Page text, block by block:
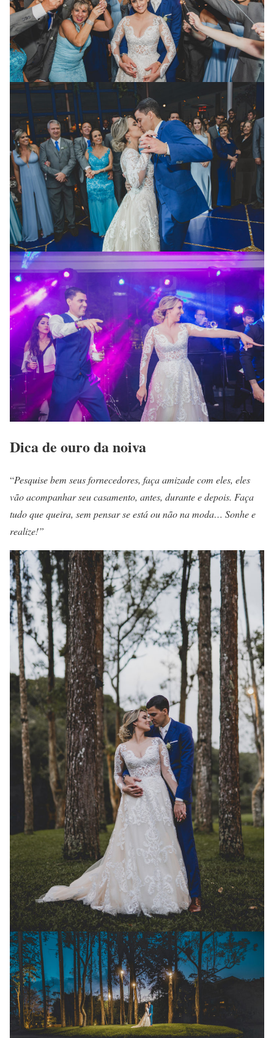
Dica de ouro da noiva
“Pesquise bem seus fornecedores, faça amizade com eles, eles
vão acompanhar seu casamento, antes, durante e depois. Faça
tudo que queira, sem pensar se está ou não na moda… Sonhe e
realize!”